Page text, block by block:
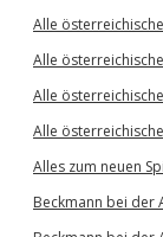
Alle
Alle
Alle
Alle
Alles zum neuen
Beckmann bei der